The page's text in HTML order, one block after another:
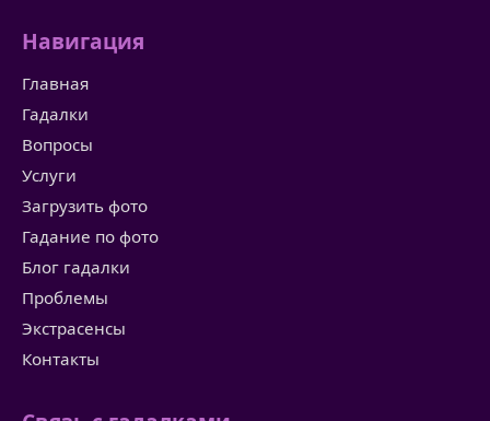
Навигация
Главная
Гадалки
Вопросы
Услуги
Загрузить фото
Гадание по фото
Блог гадалки
Проблемы
Экстрасенсы
Контакты